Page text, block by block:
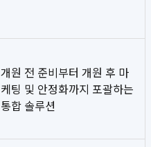
개원 전 준비부터 개원 후 마
케팅 및 안정화까지 포괄하는
통합 솔루션